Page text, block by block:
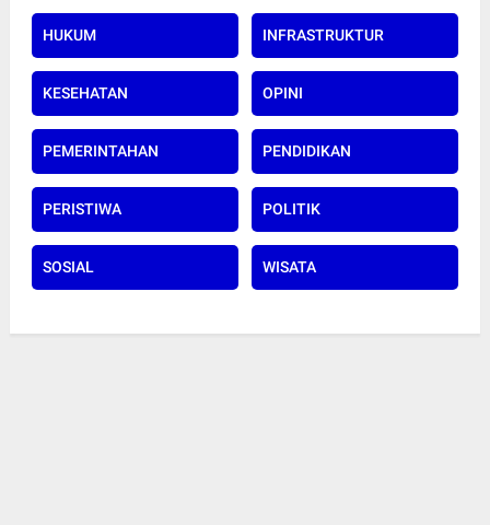
HUKUM INFRASTRUKTUR
KESEHATAN OPINI
PEMERINTAHAN PENDIDIKAN
PERISTIWA POLITIK
SOSIAL WISATA